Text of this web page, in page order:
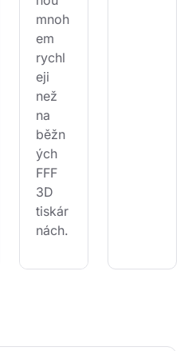
mnoh
em
rychl
eji
než
na
běžn
ých
FFF
3D
tiskár
nách.